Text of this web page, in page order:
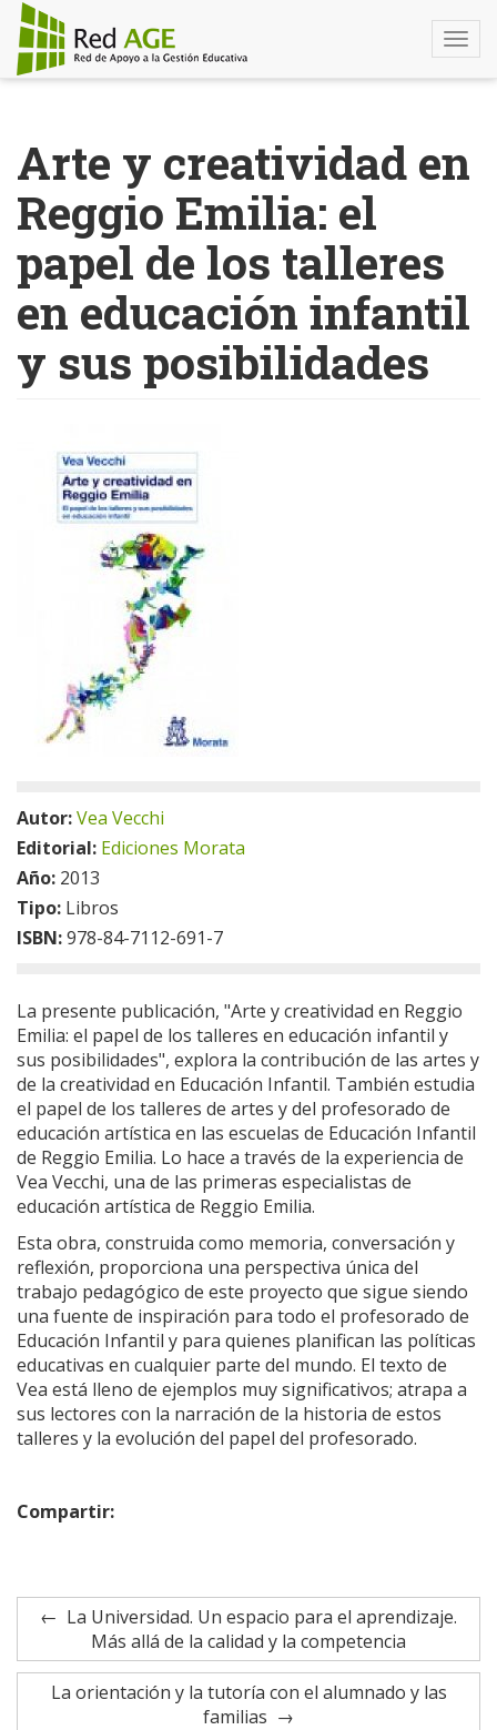
contenido
principal
Arte y creatividad en
Reggio Emilia: el
papel de los talleres
en educación infantil
y sus posibilidades
Autor:Vea Vecchi
Editorial: Ediciones Morata
Año: 2013
Tipo: Libros
ISBN:978-84-7112-691-7
La presente publicación, "Arte y creatividad en Reggio
Emilia: el papel de los talleres en educación infantil y
sus posibilidades", explora la contribución de las artes y
de la creatividad en Educación Infantil. También estudia
el papel de los talleres de artes y del profesorado de
educación artística en las escuelas de Educación Infantil
de Reggio Emilia. Lo hace a través de la experiencia de
Vea Vecchi, una de las primeras especialistas de
educación artística de Reggio Emilia.
Esta obra, construida como memoria, conversación y
reflexión, proporciona una perspectiva única del
trabajo pedagógico de este proyecto que sigue siendo
una fuente de inspiración para todo el profesorado de
Educación Infantil y para quienes planifican las políticas
educativas en cualquier parte del mundo. El texto de
Vea está lleno de ejemplos muy significativos; atrapa a
sus lectores con la narración de la historia de estos
talleres y la evolución del papel del profesorado.
Compartir:
La Universidad. Un espacio para el aprendizaje.
Más allá de la calidad y la competencia
La orientación y la tutoría con el alumnado y las
familias